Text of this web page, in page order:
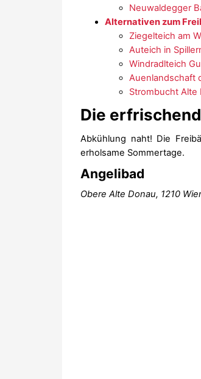
Neuwaldegger
Alternativen zum
Ziegelteich am
Auteich in
Windradlteich
Auenlandschaft
Strombucht Alte
Die
Abkühlung naht! Die
erholsame Sommertage.
Angelibad
Obere Alte Donau, 1210